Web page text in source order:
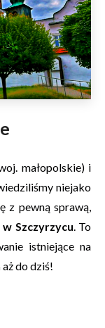
małopolskie) i
niejako
z pewną sprawą,
Szczyrzycu. To
istniejące na
do dziś!